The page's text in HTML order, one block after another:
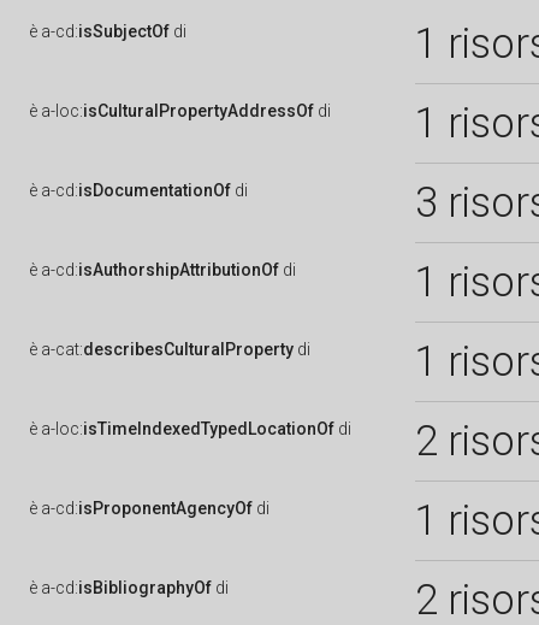
è a-cd:isSubjectOf di 1
è a-loc:isCulturalPropertyAddressOf di 1
è a-cd:isDocumentationOf di 3
è a-cd:isAuthorshipAttributionOf di 1
è a-cat:describesCulturalProperty di 1
è a-loc:isTimeIndexedTypedLocationOf di 2
è a-cd:isProponentAgencyOf di 1
è a-cd:isBibliographyOf di 2